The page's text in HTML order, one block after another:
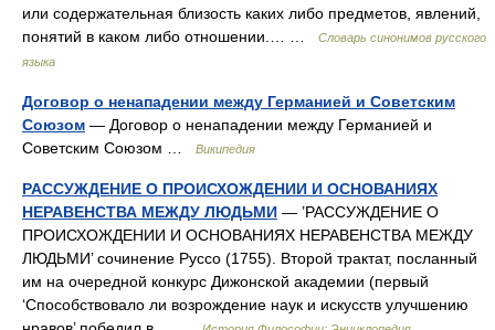
или содержательная близость каких либо предметов, явлений,
понятий в каком либо отношении.… …
Словарь синонимов русского
языка
Договор о ненападении между Германией и Советским
Союзом — Договор о ненападении между Германией и
Советским Союзом …
Википедия
РАССУЖДЕНИЕ О ПРОИСХОЖДЕНИИ И ОСНОВАНИЯХ
НЕРАВЕНСТВА МЕЖДУ ЛЮДЬМИ — ’РАССУЖДЕНИЕ О
ПРОИСХОЖДЕНИИ И ОСНОВАНИЯХ НЕРАВЕНСТВА МЕЖДУ
ЛЮДЬМИ’ сочинение Руссо (1755). Второй трактат, посланный
им на очередной конкурс Дижонской академии (первый
‘Способствовало ли возрождение наук и искусств улучшению